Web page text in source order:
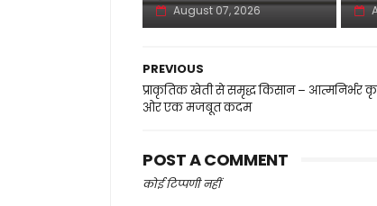
August 07, 2026
PREVIOUS
प्राकृतिक खेती से समृद्ध किसान – आत्मनिर्भर
ओर एक मजबूत कदम
POST A COMMENT
कोई टिप्पणी नहीं